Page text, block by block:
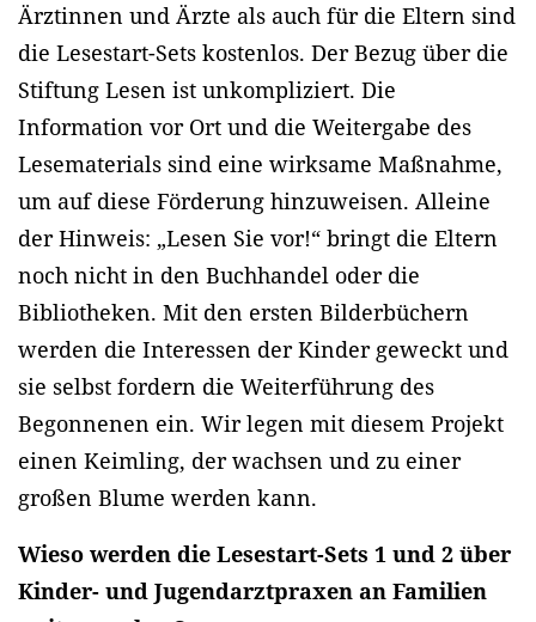
Ärztinnen und Ärzte als auch für die Eltern sind
die Lesestart-Sets kostenlos. Der Bezug über die
Stiftung Lesen ist unkompliziert. Die
Information vor Ort und die Weitergabe des
Lesematerials sind eine wirksame Maßnahme,
um auf diese Förderung hinzuweisen. Alleine
der Hinweis: „Lesen Sie vor!“ bringt die Eltern
noch nicht in den Buchhandel oder die
Bibliotheken. Mit den ersten Bilderbüchern
werden die Interessen der Kinder geweckt und
sie selbst fordern die Weiterführung des
Begonnenen ein. Wir legen mit diesem Projekt
einen Keimling, der wachsen und zu einer
großen Blume werden kann.
Wieso werden die Lesestart-Sets 1 und 2 über
Kinder- und Jugendarztpraxen an Familien